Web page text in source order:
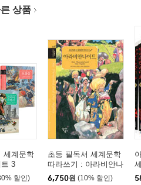
상품
세계문학
3
할인)
초등 필독서 세계문학
따라쓰기 : 아라비안나
이트
6,750원 (10% 할인)